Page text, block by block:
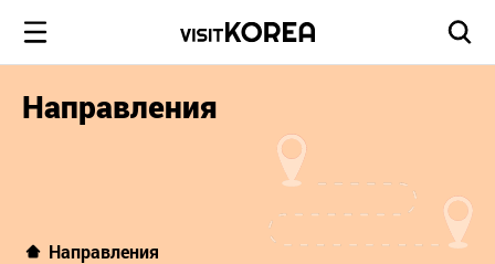
Направления
Направления